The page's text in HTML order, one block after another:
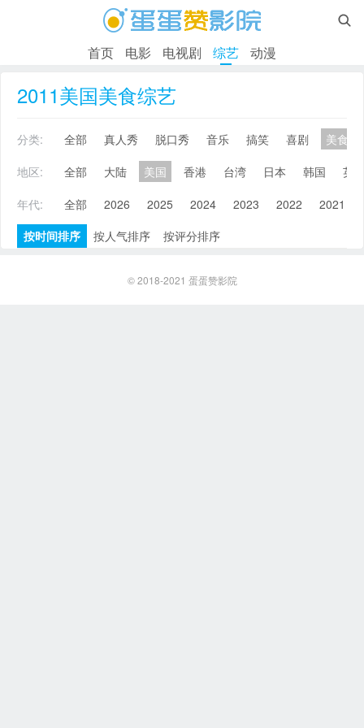

首页 电影 电视剧 综艺 动漫
2011美国美食综艺
分类: 全部 真人秀 脱口秀 音乐 搞笑 喜剧
美食
地区:
全部 大陆 美国 香港 台湾 日本 韩国
英
年代:
全部 2026 2025 2024 2023 2022 2021
按时间排序
按人气排序 按评分排序
© 2018-2021 蛋蛋赞影院